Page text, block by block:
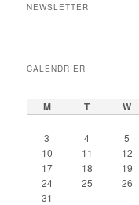
NEWSLETTER
CALENDRIER
M T W
3
4 5
10
11 12
17
18 19
24
25 26
31